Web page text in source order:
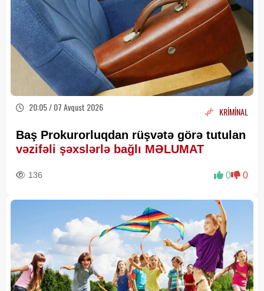
20:05 / 07 Avqust 2026 KRİMİNAL
Baş Prokurorluqdan rüşvətə görə tutulan
vəzifəli şəxslərlə bağlı MƏLUMAT
136 0 0